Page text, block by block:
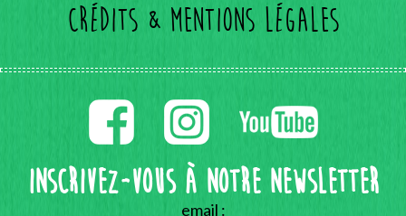
Crédits & mentions légales
Inscrivez-vous à notre Newsletter
email :